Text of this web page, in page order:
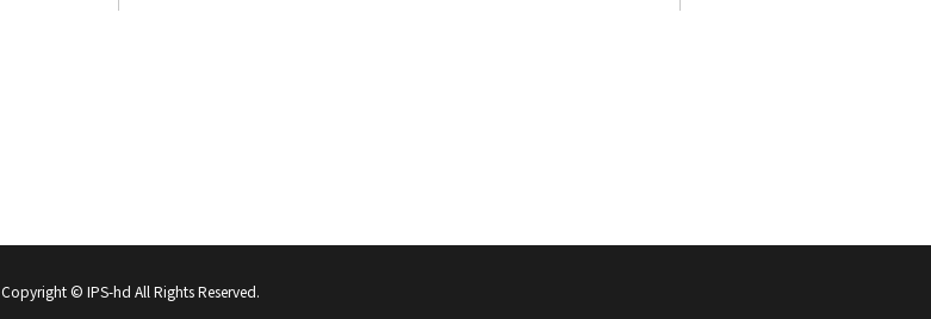
Copyright © IPS-hd All Rights Reserved.